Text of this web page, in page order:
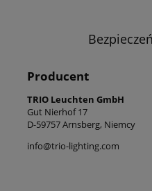
Producent
TRIO Leuchten GmbH
Gut Nierhof 17
D-59757 Arnsberg, Niemcy
info@trio-lighting.com